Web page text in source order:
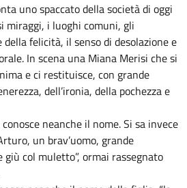
uno spaccato della società di oggi
miraggi, i luoghi comuni, gli
felicità, il senso di desolazione e
In scena una Miana Merisi che si
e ci restituisce, con grande
dell’ironia, della pochezza e
neanche il nome. Si sa invece
un brav’uomo, grande
giù col muletto”, ormai rassegnato